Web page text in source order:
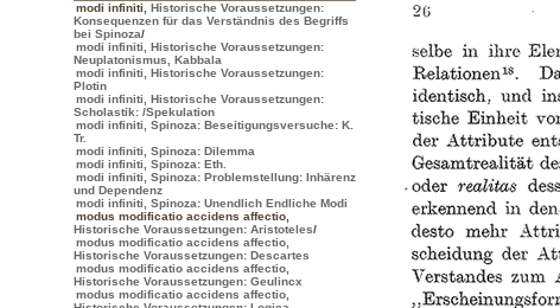
modi infiniti
Historische Voraussetzungen:
Konsequenzen für das Verständnis des Begriffs
bei Spinoza/
modi infiniti, Historische Voraussetzungen:
Neuplatonismus, Kabbala
modi infiniti, Historische Voraussetzungen:
Plotin
modi infiniti, Historische Voraussetzungen:
Scholastik: /Spekulation
modi infiniti, Spinoza: Beseitigungsversuche: K.
Tr.
modi infiniti, Spinoza: Dilemma
modi infiniti, Spinoza: Eth.
modi infiniti, Spinoza: Problemstellung: Inhärenz
und Dependenz
modi infiniti, Spinoza: Unendlich Endliche Modi
modus modificatio accidens affectio
Historische Voraussetzungen: Aristoteles/
modus modificatio accidens affectio,
Historische Voraussetzungen: Descartes
modus modificatio accidens affectio,
Historische Voraussetzungen: Geulincx
modus modificatio accidens affectio,